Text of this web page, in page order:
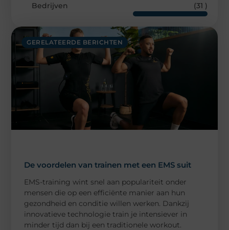
GERELATEERDE BERICHTEN
De voordelen van trainen met een EMS suit
EMS-training wint snel aan populariteit onder
mensen die op een efficiënte manier aan hun
gezondheid en conditie willen werken. Dankzij
innovatieve technologie train je intensiever in
minder tijd dan bij een traditionele workout.
Bedrijven
(31 )